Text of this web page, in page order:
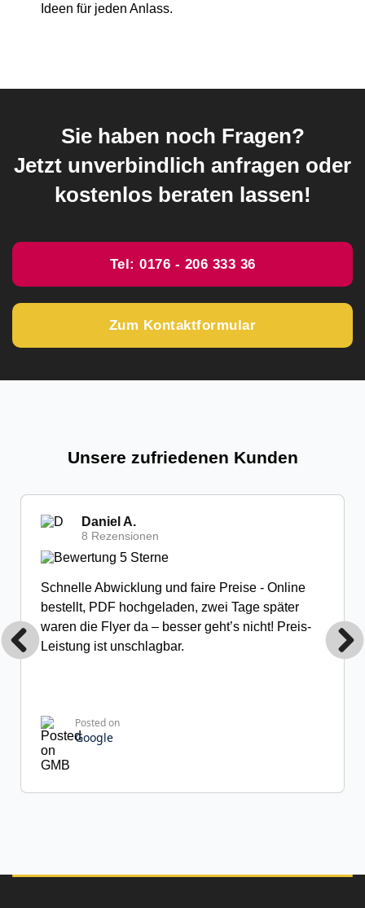
Ideen für jeden Anlass.
Sie haben noch Fragen?
Jetzt unverbindlich anfragen oder
kostenlos beraten lassen!
Tel: 0176 - 206 333 36
Zum Kontaktformular
Unsere zufriedenen Kunden
Daniel A.
8 Rezensionen
Schnelle Abwicklung und faire Preise - Online
bestellt, PDF hochgeladen, zwei Tage später
waren die Flyer da – besser geht’s nicht! Preis-
Leistung ist unschlagbar.
Posted on
Google